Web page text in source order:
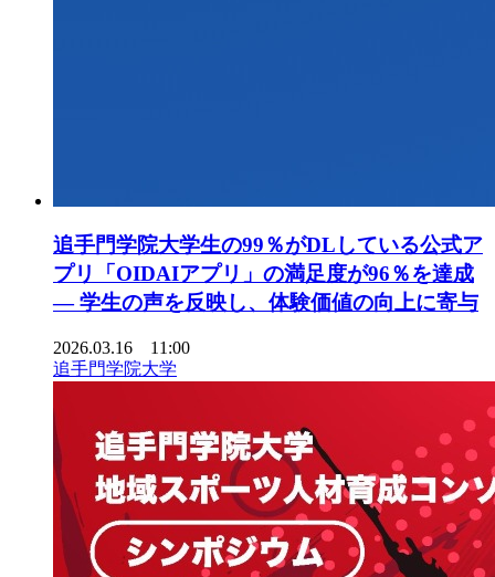
追手門学院大学生の99％がDLしている公式ア
プリ「OIDAIアプリ」の満足度が96％を達成
― 学生の声を反映し、体験価値の向上に寄与
2026.03.16 11:00
追手門学院大学